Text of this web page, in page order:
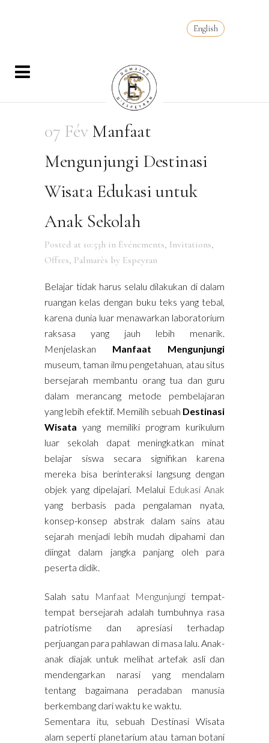
English
07 FévManfaat
Mengunjungi Destinasi
Wisata Edukasi untuk
Anak Sekolah
Posted at 10:53h in Événements, Invitations,
Offres, Palmarès by Espeyran
Belajar tidak harus selalu dilakukan di dalam
ruangan kelas dengan buku teks yang tebal,
karena dunia luar menawarkan laboratorium
raksasa yang jauh lebih menarik.
Menjelaskan Manfaat Mengunjungi
museum, taman ilmu pengetahuan, atau situs
bersejarah membantu orang tua dan guru
dalam merancang metode pembelajaran
yang lebih efektif. Memilih sebuah Destinasi
Wisata yang memiliki program kurikulum
luar sekolah dapat meningkatkan minat
belajar siswa secara signifikan karena
mereka bisa berinteraksi langsung dengan
objek yang dipelajari. Melalui Edukasi Anak
yang berbasis pada pengalaman nyata,
konsep-konsep abstrak dalam sains atau
sejarah menjadi lebih mudah dipahami dan
diingat dalam jangka panjang oleh para
peserta didik.
Salah satu Manfaat Mengunjungitempat-
tempat bersejarah adalah tumbuhnya rasa
patriotisme dan apresiasi terhadap
perjuangan para pahlawan di masa lalu. Anak-
anak diajak untuk melihat artefak asli dan
mendengarkan narasi yang mendalam
tentang bagaimana peradaban manusia
berkembang dari waktu ke waktu.
Sementara itu, sebuah Destinasi Wisata
alam seperti planetarium atau taman botani